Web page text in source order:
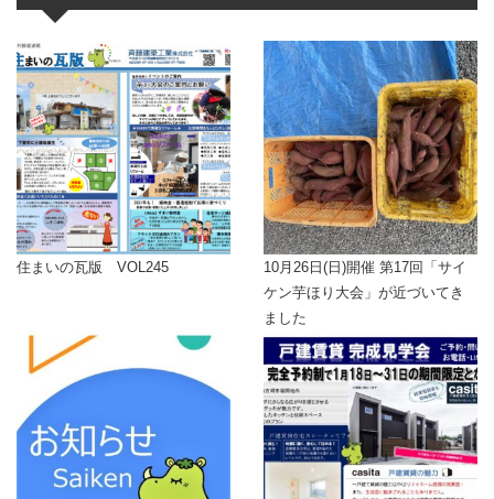
住まいの瓦版 VOL245
10月26日(日)開催 第17回「サイ
ケン芋ほり大会」が近づいてき
ました